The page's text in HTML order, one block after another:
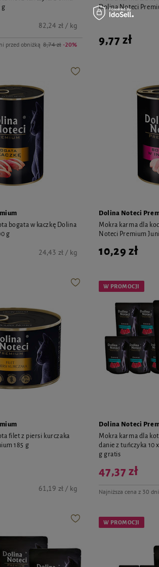
g
przed obniżką 8,74 zł -20%
82,24 zł / kg
Dolina Noteci
9,77 zł
bogata w kaczkę Dolina
g
24,43 zł / kg
Dolina Noteci
Mokra karma dla
Noteci Premium
10,29 zł
filet z piersi kurczaka
185 g
61,19 zł / kg
W PROMOCJI
Dolina Noteci
Mokra karma dla
danie z tuńczyka 10
g gratis
Najniższa cena z 30
47,37 zł
W PROMOCJI